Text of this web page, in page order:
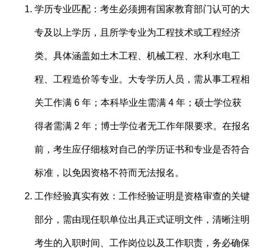
学历专业匹配：考生必须拥有国家教育部门认可的大
专及以上学历，且所学专业为工程技术或工程经济
类。具体涵盖如土木工程、机械工程、水利水电工
程、工程造价等专业。大专学历人员，需从事工程相
关工作满 6 年；本科毕业生需满 4 年；硕士学位获
得者需满 2 年；博士学位者无工作年限要求。在报名
前，考生应仔细核对自己的学历证书和专业是否符合
标准，以免因资格不符而无法报名。
工作经验真实有效：工作经验证明是资格审查的关键
部分，需由现任职单位出具正式证明文件，清晰注明
考生的入职时间、工作岗位以及工作职责，务必确保